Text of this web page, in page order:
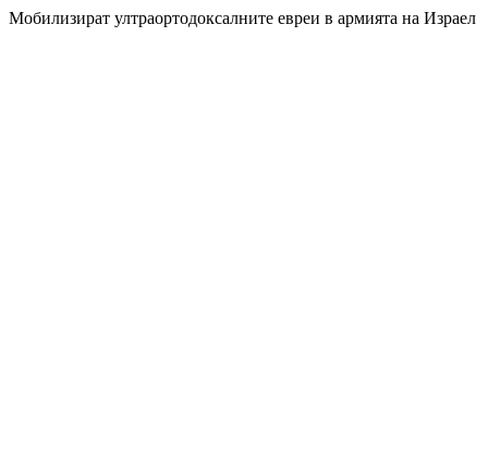
Мобилизират ултраортодоксалните евреи в армията на Израел